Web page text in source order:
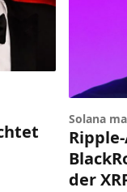
Solana
der